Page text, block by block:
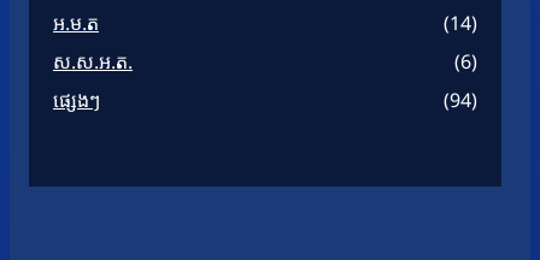
អ.ម.ត
(14)
ស.ស.អ.ត.
(6)
ផ្សេងៗ
(94)